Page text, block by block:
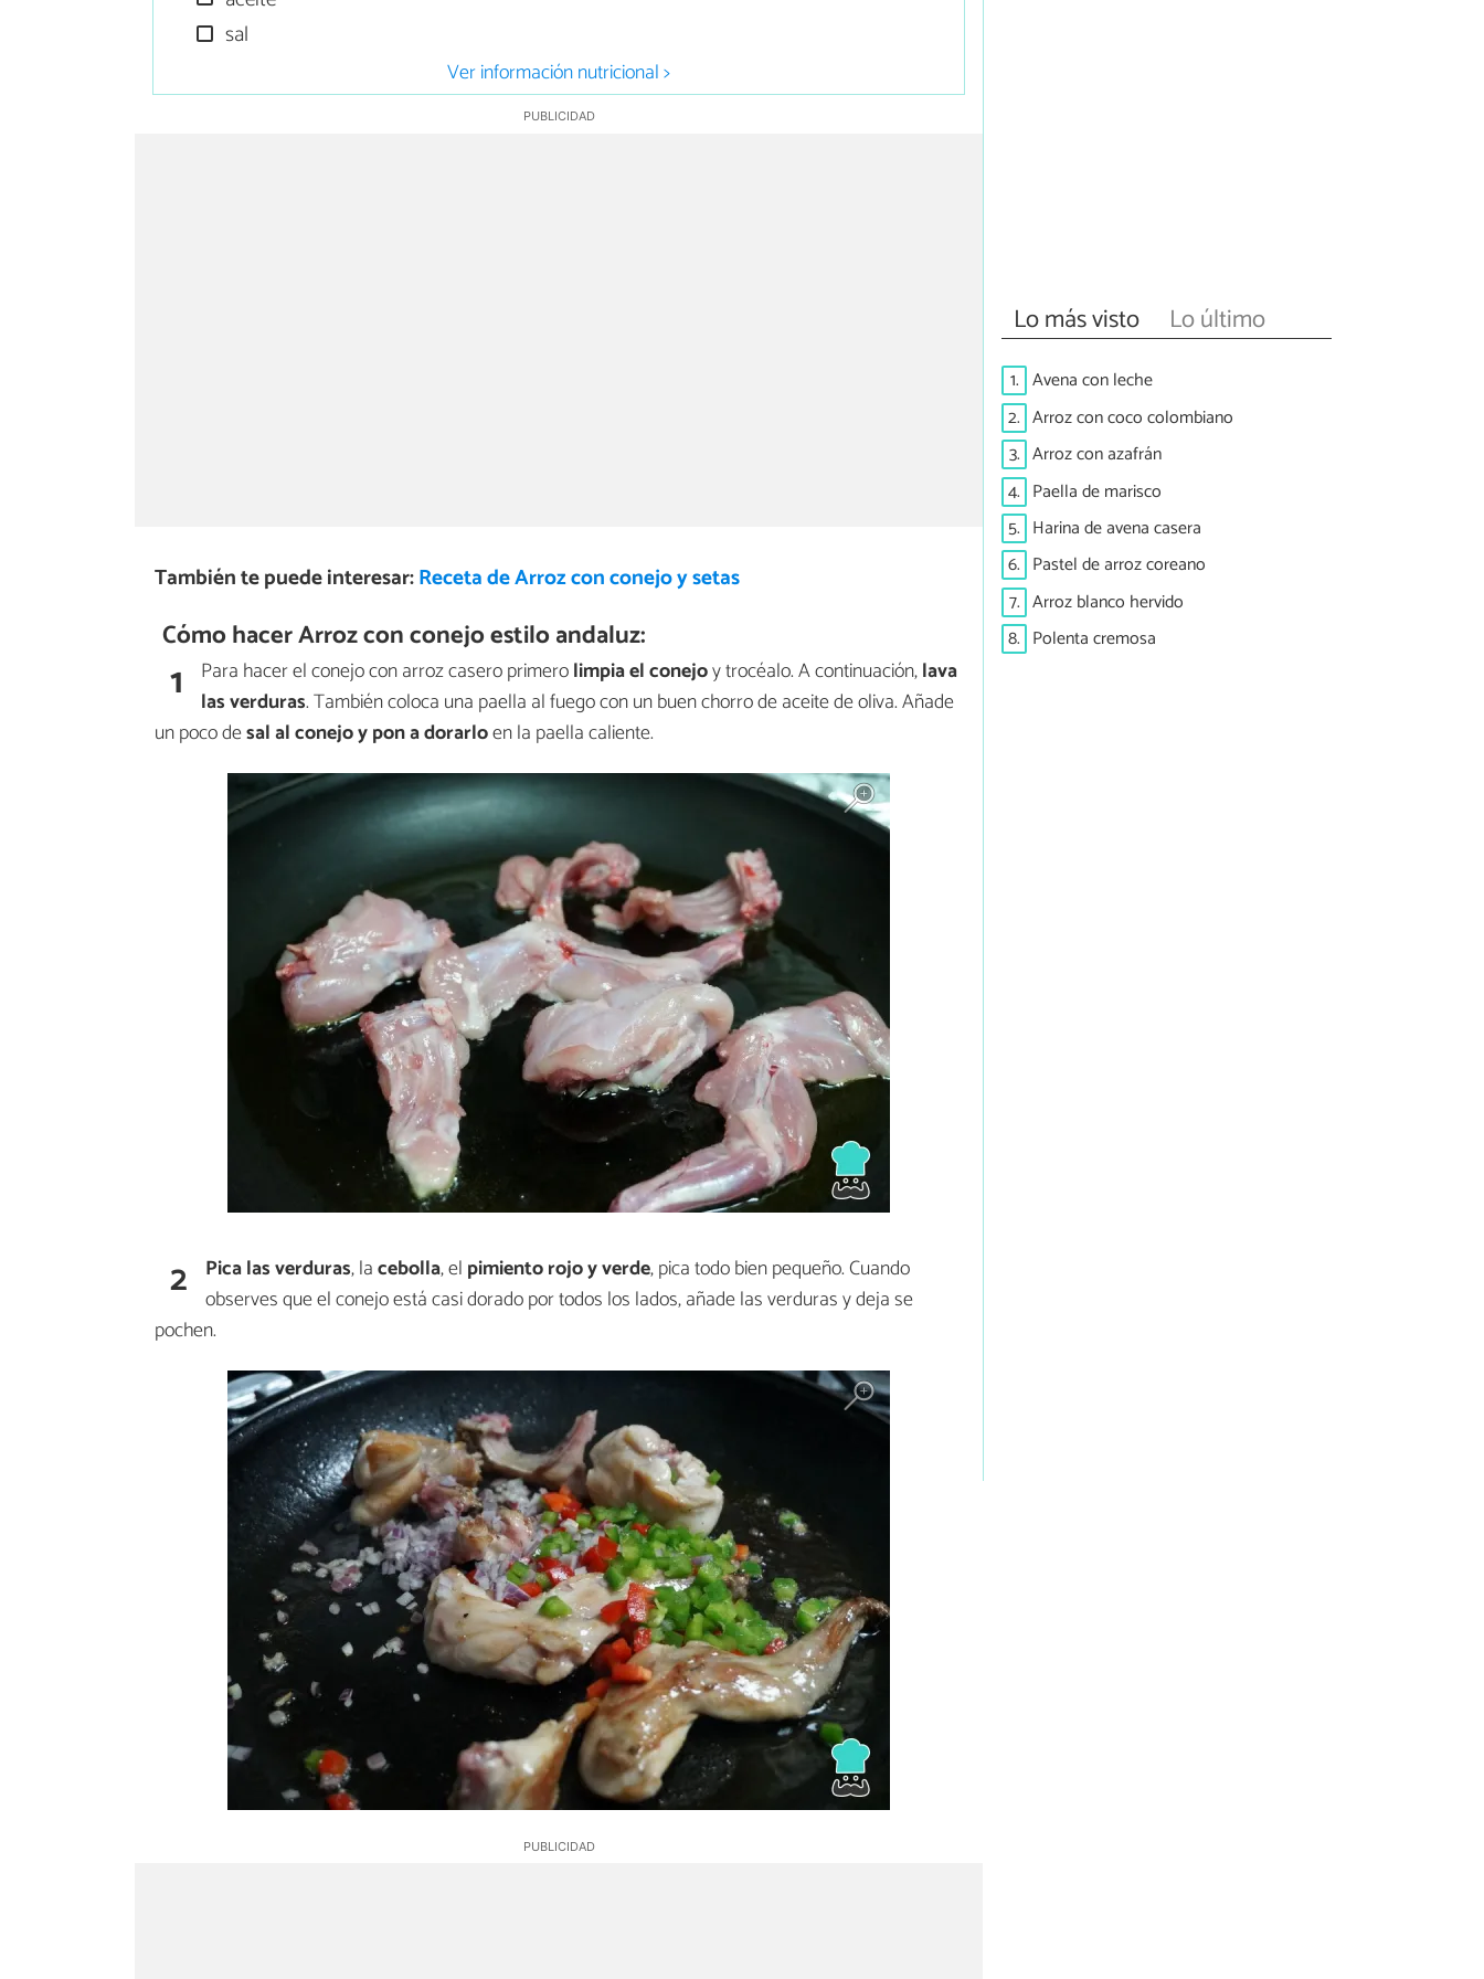
sal
Ver información nutricional >
También te puede interesar:Receta de Arroz con conejo y setas
Cómo hacer Arroz con conejo estilo andaluz:
1 Para hacer el conejo con arroz casero primerolimpia el conejoy trocéalo. A continuación,lava
las verduras. También coloca una paella al fuego con un buen chorro de aceite de oliva. Añade
un poco desal al conejo y pon a dorarloen la paella caliente.
2 Pica las verduras, lacebolla, el pimiento rojo y verde, pica todo bien pequeño. Cuando
observes que el conejo está casi dorado por todos los lados, añade las verduras y deja se
pochen.
Lo más visto Lo último
1. Avena con leche
2. Arroz con coco colombiano
3. Arroz con azafrán
4. Paella de marisco
5. Harina de avena casera
6. Pastel de arroz coreano
7. Arroz blanco hervido
8. Polenta cremosa